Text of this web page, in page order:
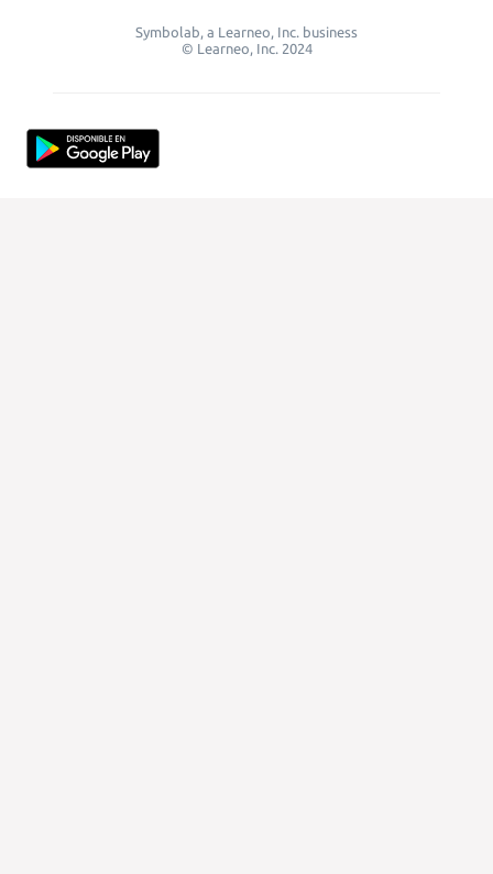
Symbolab, a Learneo, Inc. business
© Learneo, Inc. 2024